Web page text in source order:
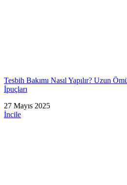
Tesbih Bakımı Nasıl Yapılır? Uzun
İpuçları
27 Mayıs 2025
İncile